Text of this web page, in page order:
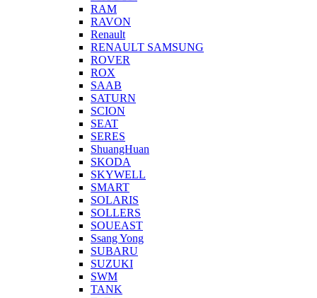
RAM
RAVON
Renault
RENAULT SAMSUNG
ROVER
ROX
SAAB
SATURN
SCION
SEAT
SERES
ShuangHuan
SKODA
SKYWELL
SMART
SOLARIS
SOLLERS
SOUEAST
Ssang Yong
SUBARU
SUZUKI
SWM
TANK